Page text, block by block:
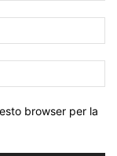
browser per la